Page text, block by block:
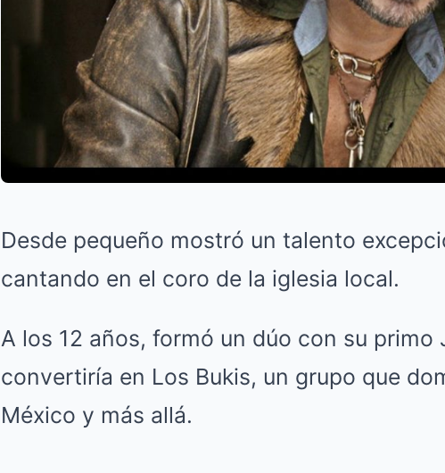
Desde pequeño mostró un talento
cantando en el coro de la iglesia local.
A los 12 años, formó un dúo con su primo
convertiría en Los Bukis, un grupo que
México y más allá.